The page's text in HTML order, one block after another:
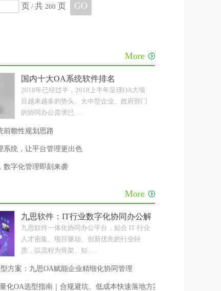
页 / 共 260 页 GO
More
国内十大OA系统软件排名
2018年已经过半，2018上半年呈现OA大项
目越来越多的势头。大中型企业、政府部门
的协同办公需求已 . . .
前瞻性规划思路
系统，让平台管理更出色
数字化管理即刻来袭
More
九思软件：IT行业数字化协同办公解决方案
九思软件一体化协同办公平台，贴合 IT 行业
人才密集、项目驱动、创新优先的行业特
质，以流程为骨架、知 . . .
方案：九思OA赋能企业精细化协同管理
化OA选型指南｜合规避坑、低成本快速落地方案